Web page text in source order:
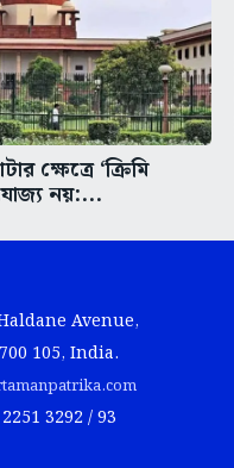
ক্ষেত্রে ‘ক্রিমি
নয়:...
Avenue,
105, India.
3292 / 93